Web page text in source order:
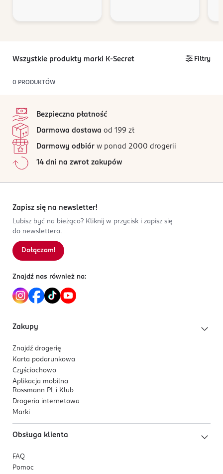
Wszystkie produkty marki K-Secret Filtry
0 PRODUKTÓW
Bezpieczna płatność
Darmowa dostawa od 199 zł
Darmowy odbiór w ponad 2000 drogerii
14 dni na zwrot zakupów
Zapisz się na newsletter!
Lubisz być na bieżąco? Kliknij w przycisk i zapisz się
do newslettera.
Dołączam!
Znajdź nas również na:
Zakupy
Znajdź drogerię
Karta podarunkowa
Czyściochowo
Aplikacja mobilna
Rossmann PL i Klub
Drogeria internetowa
Marki
Obsługa klienta
FAQ
Pomoc